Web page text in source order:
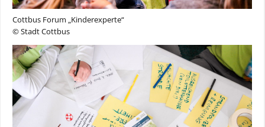
Cottbus Forum „Kinderexperte“
© Stadt Cottbus